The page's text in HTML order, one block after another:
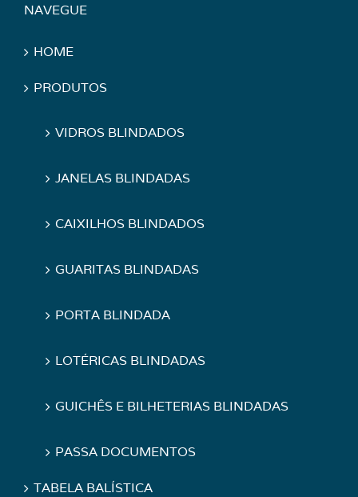
NAVEGUE
HOME
PRODUTOS
VIDROS BLINDADOS
JANELAS BLINDADAS
CAIXILHOS BLINDADOS
GUARITAS BLINDADAS
PORTA BLINDADA
LOTÉRICAS BLINDADAS
GUICHÊS E BILHETERIAS BLINDADAS
PASSA DOCUMENTOS
TABELA BALÍSTICA